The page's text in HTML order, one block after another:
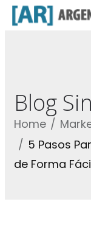
Blog
Home
5 Pasos
de Forma